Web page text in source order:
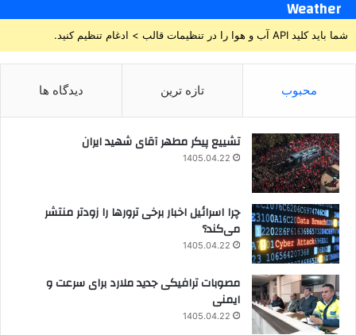
Weather
شما باید کلید API آب و هوا را در تنظیمات قالب > ادغام تنظیم کنید.
محبوب تازه ترین دیدگاه ها
تشییع پیکر مطهر آقای شهید ایران
1405.04.22
چرا اسرائیل اخبار برخی ترورها را زودتر منتشر
می‌کند؟
1405.04.22
مصوبات ترافیکی جدید ملارد برای سرعت و
ایمنی
1405.04.22